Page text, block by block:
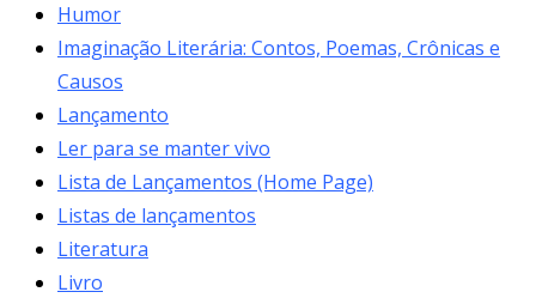
Humor
Imaginação Literária: Contos, Poemas, Crônicas e
Causos
Lançamento
Ler para se manter vivo
Lista de Lançamentos (Home Page)
Listas de lançamentos
Literatura
Livro